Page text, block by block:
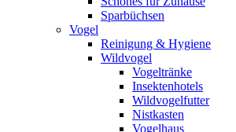
Sparbüchsen
Vogel
Reinigung & Hygiene
Wildvogel
Vogeltränke
Insektenhotels
Wildvogelfutter
Nistkasten
Vogelhaus